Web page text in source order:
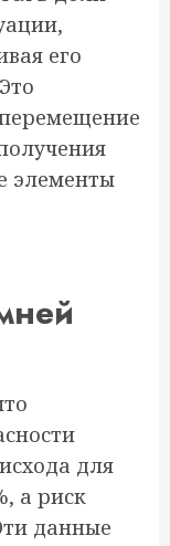
его
элементы
для
а риск
данные